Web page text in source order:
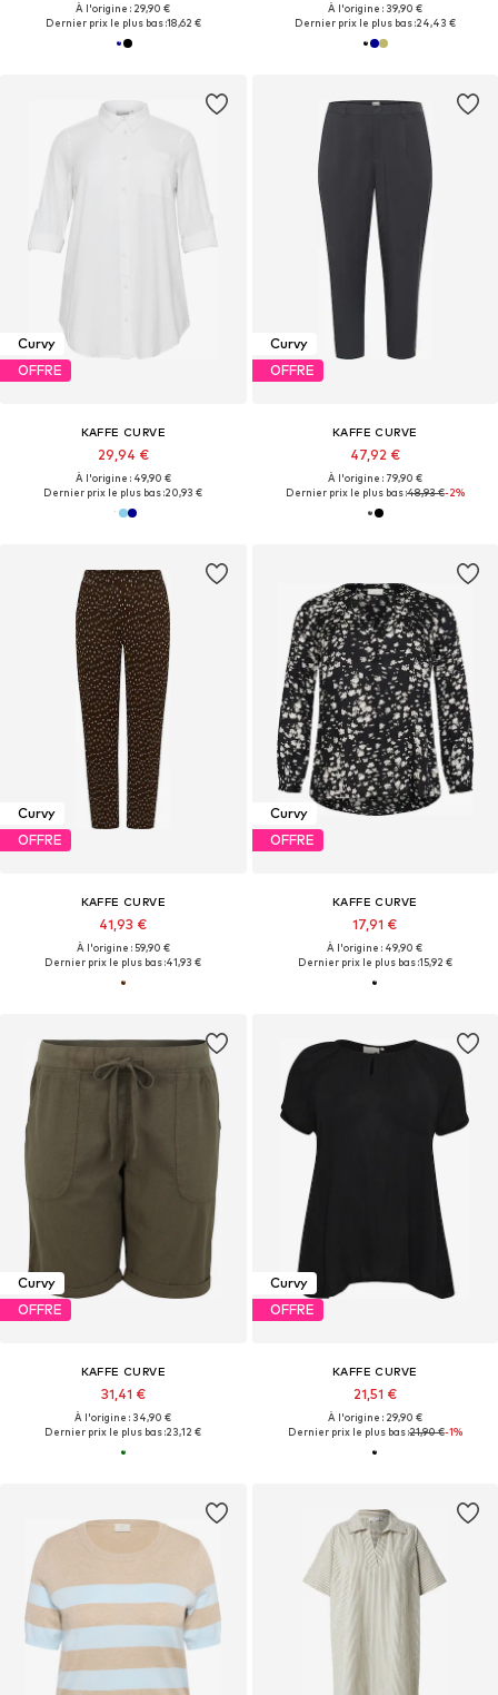
À l'origine : 29,90 €
Dernier prix le plus bas :18,62 €
À l'origine : 39,90 €
Dernier prix le plus bas :24,43 €
Curvy
OFFRE
KAFFE CURVE
29,94 €
À l'origine : 49,90 €
Dernier prix le plus bas :20,93 €
Curvy
OFFRE
KAFFE CURVE
47,92 €
À l'origine : 79,90 €
Dernier prix le plus bas :48,93 €-2%
Curvy
OFFRE
KAFFE CURVE
41,93 €
À l'origine : 59,90 €
Dernier prix le plus bas :41,93 €
Curvy
OFFRE
KAFFE CURVE
17,91 €
À l'origine : 49,90 €
Dernier prix le plus bas :15,92 €
Curvy
OFFRE
KAFFE CURVE
31,41 €
À l'origine : 34,90 €
Dernier prix le plus bas :23,12 €
Curvy
OFFRE
KAFFE CURVE
21,51 €
À l'origine : 29,90 €
Dernier prix le plus bas :21,90 €-1%